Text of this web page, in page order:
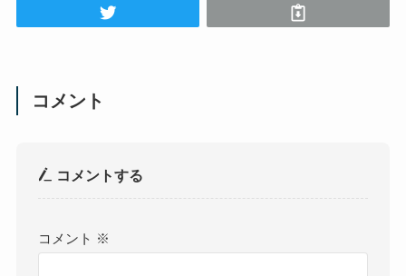
コメント
コメントする
コメント ※